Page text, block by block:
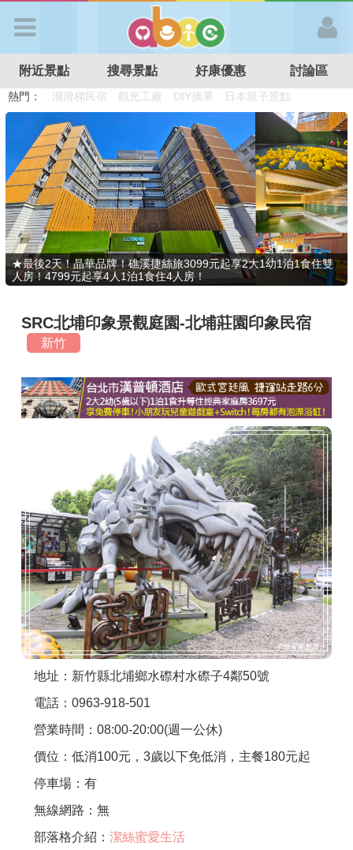
APP登入
首 頁
搜尋景點
好康優惠
最新消息
最新留言
商家合作
聯絡我們
APP下載
附近景點 搜尋景點 好康優惠 討論區
熱門： 溜滑梯民宿 觀光工廠 DIY摘果
日本親子景點
特色遊戲場
親子住房優惠 台北親子餐廳 溫泉泡湯SPA
★最後2天！晶華品牌！礁溪捷絲旅3099元起享2大1幼1泊1食住雙
人房！4799元起享4人1泊1食住4人房！
SRC北埔印象景觀庭園-北埔莊園印象民宿
新竹
地址：新竹縣北埔鄉水磜村水磜子4鄰50號
電話：0963-918-501
營業時間：08:00-20:00(週一公休)
價位：低消100元，3歲以下免低消，主餐180元起
停車場：有
無線網路：無
部落格介紹： 潔絲蜜愛生活